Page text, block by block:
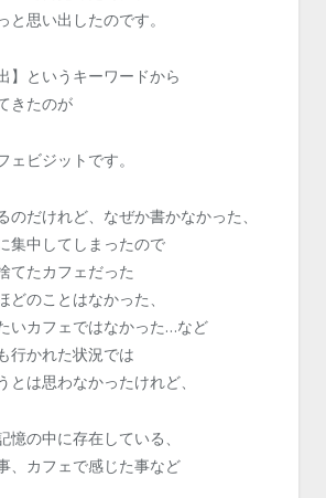
と思い出したのです。
】というキーワードから
きたのが
ェビジットです。
のだけれど、なぜか書かなかった、
集中してしまったので
てたカフェだった
どのことはなかった、
いカフェではなかった…など
行かれた状況では
とは思わなかったけれど、
憶の中に存在している、
、カフェで感じた事など